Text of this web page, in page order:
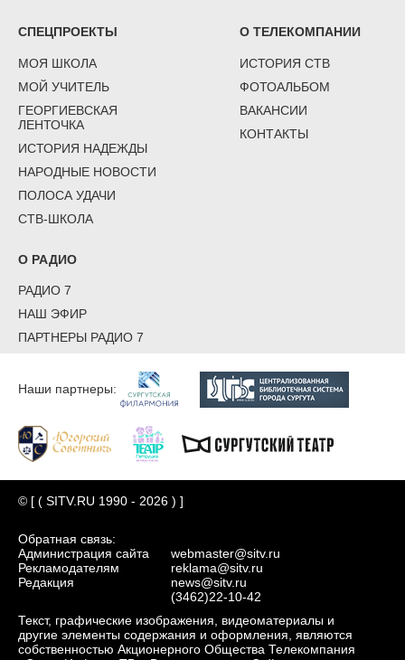
СПЕЦПРОЕКТЫ
МОЯ ШКОЛА
МОЙ УЧИТЕЛЬ
ГЕОРГИЕВСКАЯ
ЛЕНТОЧКА
ИСТОРИЯ НАДЕЖДЫ
НАРОДНЫЕ НОВОСТИ
ПОЛОСА УДАЧИ
СТВ-ШКОЛА
О ТЕЛЕКОМПАНИИ
ИСТОРИЯ СТВ
ФОТОАЛЬБОМ
ВАКАНСИИ
КОНТАКТЫ
О РАДИО
РАДИО 7
НАШ ЭФИР
ПАРТНЕРЫ РАДИО 7
Наши партнеры:
© [ ( SITV.RU 1990 - 2026 ) ]
Обратная связь:
Администрация сайта
Рекламодателям
Редакция
webmaster@sitv.ru
reklama@sitv.ru
news@sitv.ru
(3462)22-10-42
Текст, графические изображения, видеоматериалы и
другие элементы содержания и оформления, являются
собственностью Акционерного Общества Телекомпания